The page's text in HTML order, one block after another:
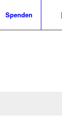
Spenden